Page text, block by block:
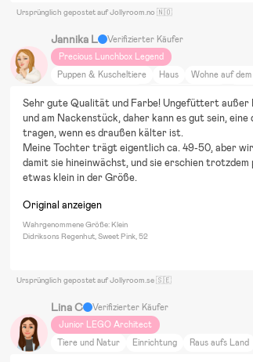
Ursprünglich gepostet auf Jollyroom.no 🇳🇴
Jannika L
Verifizierter Käufer
Precious Lunchbox Legend
Puppen & Kuscheltiere
Haus Wohne auf
Farbenfroh
Emmaljunga Sento Pro
Sehr gute Qualität und Farbe! Ungefüttert außer
und am Nackenstück, daher kann es gut sein,
tragen, wenn es draußen kälter ist.
Meine Tochter trägt eigentlich ca. 49-50, aber
damit sie hineinwächst, und sie erschien trotzdem
etwas klein in der Größe.
Original anzeigen
Wahrgenommene Größe: Klein
Didriksons Regenhut, Sweet Pink, 52
Ursprünglich gepostet auf Jollyroom.se 🇸🇪
Lina C
Verifizierter Käufer
Junior LEGO Architect
Tiere und Natur
Einrichtung Raus aufs Land